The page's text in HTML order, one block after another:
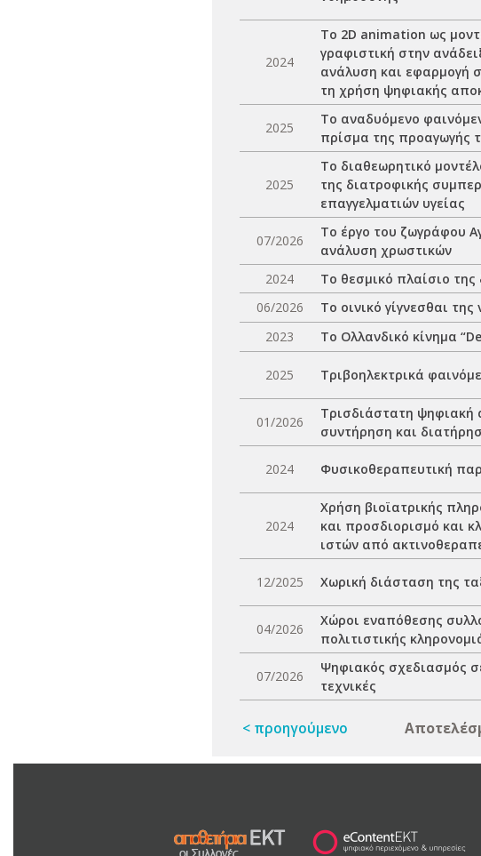
2024
Το 2D animation ως
γραφιστική στην
ανάλυση και εφαρμογή
τη χρήση ψηφιακής
2025
Το αναδυόμενο
πρίσμα της προαγωγής
2025
Το διαθεωρητικό
της διατροφικής
επαγγελματιών υγείας
07/2026
Το έργο του ζωγράφου
ανάλυση χρωστικών
2024 Το θεσμικό πλαίσιο της
06/2026
Το οινικό γίγνεσθαι
2023
Το Ολλανδικό κίνημα
2025 Τριβοηλεκτρικά
01/2026
Τρισδιάστατη ψηφιακή
συντήρηση και
2024 Φυσικοθεραπευτική
2024
Χρήση βιοϊατρικής
και προσδιορισμό και
ιστών από
12/2025 Χωρική διάσταση της
04/2026
Χώροι εναπόθεσης
πολιτιστικής
07/2026
Ψηφιακός σχεδιασμός
τεχνικές
< προηγούμενο